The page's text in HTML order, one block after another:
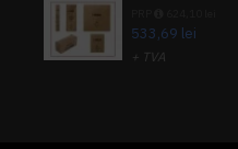
533,69 lei
+ TVA